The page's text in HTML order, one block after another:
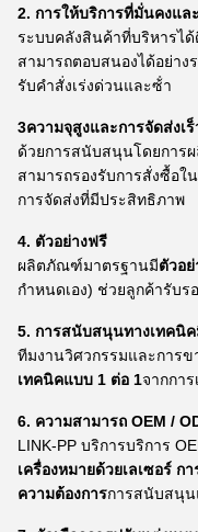
2. การให้บริการที่มั่นคงแ
ระบบคลังสินค้าที่บริหารได้
สามารถตอบสนองได้อย่าง
รับคําสั่งเร่งด่วนและซ้ํา
3ความจุสูงและการจัดส่งเร็
ด้วยการสนับสนุนโดยการ
สามารถรองรับการสั่งซื้อ
การจัดส่งที่มีประสิทธิภาพ
4. ตัวอย่างฟรี
ผลิตภัณฑ์มาตรฐานมีตัวอ
กําหนดเอง) ช่วยลูกค้ารับร
5. การสนับสนุนทางเทคนิ
ทีมงานวิศวกรรมและการ
เทคนิคแบบ 1 ต่อ 1จากกา
6. ความสามารถ OEM /
LINK-PP บริการบริการ
เครื่องหมายด้วยเลเซอร์
ความต้องการการสนับสนุ